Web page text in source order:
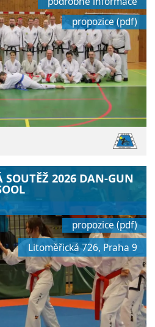
propozice (pdf)
SOUTĚŽ 2026 DAN-GUN
propozice (pdf)
Litoměřická 726, Praha 9